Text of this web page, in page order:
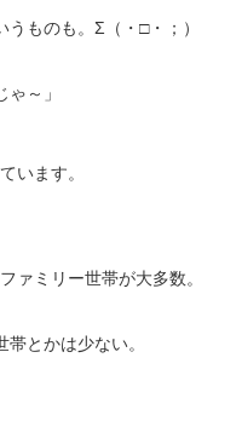
ものも。Σ（・□・；）
～」
います。
ァミリー世帯が大多数。
とかは少ない。